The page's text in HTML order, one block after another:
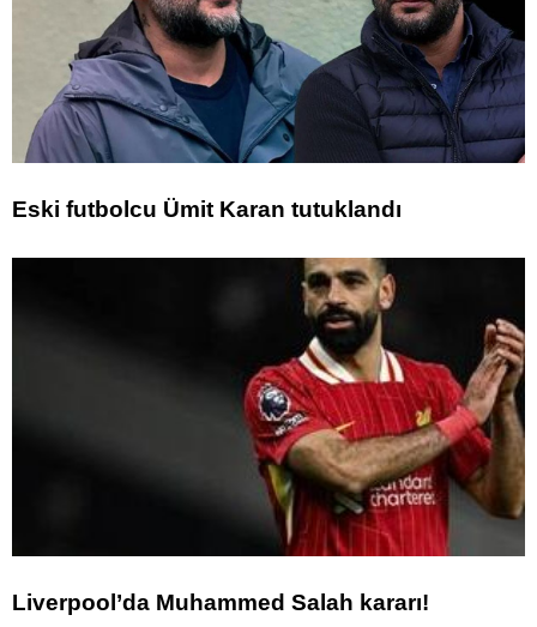
Eski futbolcu Ümit Karan tutuklandı
Liverpool’da Muhammed Salah kararı!